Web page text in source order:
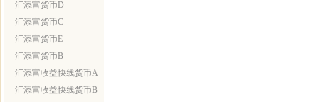
汇添富货币D
汇添富货币C
汇添富货币E
汇添富货币B
汇添富收益快线货币A
汇添富收益快线货币B